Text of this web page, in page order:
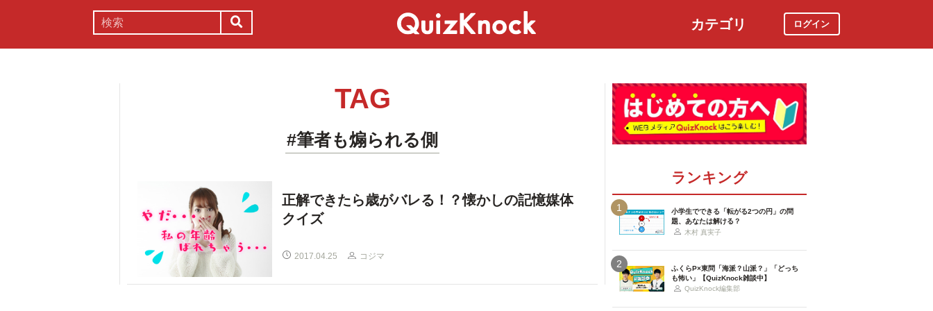
カテゴリ ログイン
TAG
#筆者も煽られる側
正解できたら歳がバレる！？懐かしの記憶媒体
クイズ
2017.04.25 コジマ
ランキング
1
小学生でできる「転がる2つの円」の問
題、あなたは解ける？
木村 真実子
2
ふくらP×東問「海派？山派？」「どっち
も怖い」【QuizKnock雑談中】
QuizKnock編集部